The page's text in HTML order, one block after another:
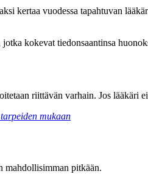
kertaa vuodessa tapahtuvan
kokevat tiedonsaantinsa
riittävän varhain. Jos lääkäri
mukaan
mahdollisimman pitkään.